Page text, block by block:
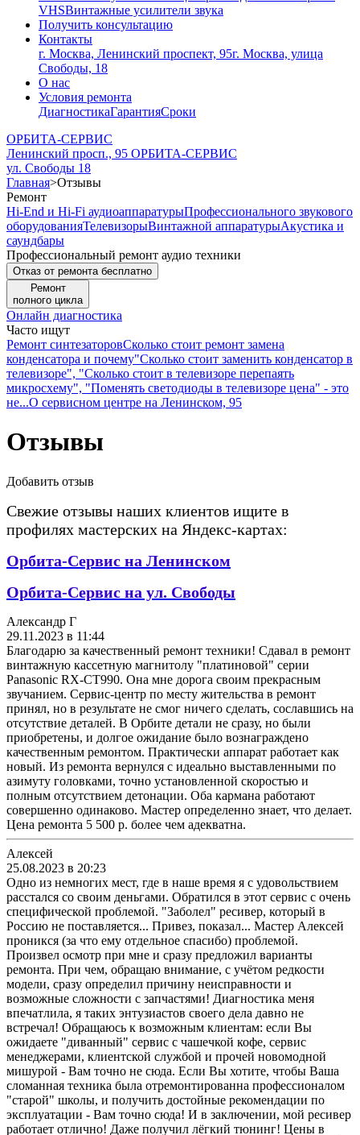
VHSВинтажные усилители звука
Получить консультацию
Контакты
г. Москва, Ленинский проспект, 95г. Москва, улица
Свободы, 18
О нас
Условия ремонта
ДиагностикаГарантияСроки
ОРБИТА-СЕРВИС
Ленинский просп., 95 ОРБИТА-СЕРВИС
ул. Свободы 18
Главная>Отзывы
Ремонт
Hi-End и Hi-Fi аудиоаппаратурыПрофессионального звукового
оборудованияТелевизорыВинтажной аппаратурыАкустика и
саундбары
Профессиональный ремонт аудио техники
Отказ от ремонта бесплатно
Ремонт
полного цикла
Онлайн диагностика
Часто ищут
Ремонт синтезаторовСколько стоит ремонт замена
конденсатора и почему"Сколько стоит заменить конденсатор в
телевизоре", "Сколько стоит в телевизоре перепаять
микросхему", "Поменять светодиоды в телевизоре цена" - это
не...О сервисном центре на Ленинском, 95
Отзывы
Добавить отзыв
Свежие отзывы наших клиентов ищите в
профилях мастерских на Яндекс-картах:
Орбита-Сервис на Ленинском
Орбита-Сервис на ул. Свободы
Александр Г
29.11.2023 в 11:44
Благодарю за качественный ремонт техники! Сдавал в ремонт
винтажную кассетную магнитолу "платиновой" серии
Panasonic RX-CT990. Она мне дорога своим прекрасным
звучанием. Сервис-центр по месту жительства в ремонт
принял, но в результате не смог ничего сделать, сославшись на
отсутствие деталей. В Орбите детали не сразу, но были
приобретены, и долгое ожидание было вознаграждено
качественным ремонтом. Практически аппарат работает как
новый. Из ремонта вернулся с идеально выставленными по
азимуту головками, точно установленной скоростью и
полным отсутствием детонации. Оба кармана работают
совершенно одинаково. Мастер определенно знает, что делает.
Цена ремонта 5 500 р. более чем адекватна.
Алексей
25.08.2023 в 20:23
Одно из немногих мест, где в наше время я с удовольствием
расстался со своим деньгами. Обратился в этот сервис с очень
специфической проблемой. "Заболел" ресивер, который в
Россию не поставляется... Привез, показал... Мастер Алексей
проникся (за что ему отдельное спасибо) проблемой.
Произвел осмотр при мне и сразу предложил варианты
ремонта. При чем, обращаю внимание, с учётом редкости
модели, сразу определил причину неисправности и
возможные сложности с запчастями! Диагностика меня
впечатлила, я таких энтузиастов своего дела давно не
встречал! Обращаюсь к возможным клиентам: если Вы
ожидаете "диванный" сервис с чашечкой кофе, сервис
менеджерами, клиентской службой и прочей новомодной
мишурой - Вам точно не сюда. Если Вы хотите, чтобы Ваша
сломанная техника была отремонтированна профессионалом
"старой" школы, и получить достойные рекомендации по
эксплуатации - Вам точно сюда! И в заключении, мой ресивер
работает отлично! Даже получил лёгкий тюнинг! Цены в